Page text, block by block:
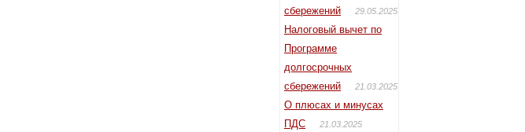
сбережений
29.05.2025
Налоговый вычет по
Программе
долгосрочных
сбережений
21.03.2025
О плюсах и минусах
ПДС
21.03.2025